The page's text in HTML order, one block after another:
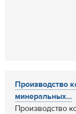
Производство
минеральных...
Производство